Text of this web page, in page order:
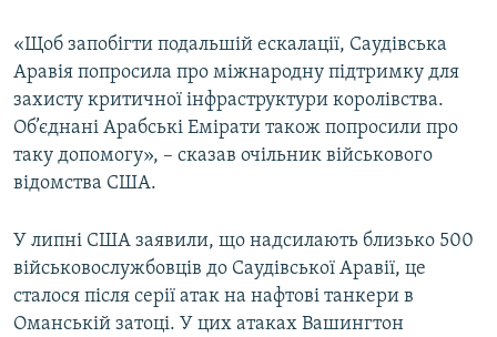
«Щоб запобігти подальшій ескалації, Саудівська
Аравія попросила про міжнародну підтримку для
захисту критичної інфраструктури королівства.
Об’єднані Арабські Емірати також попросили про
таку допомогу», – сказав очільник військового
відомства США.
У липні США заявили, що надсилають близько 500
військовослужбовців до Саудівської Аравії, це
сталося після серії атак на нафтові танкери в
Оманській затоці. У цих атаках Вашингтон